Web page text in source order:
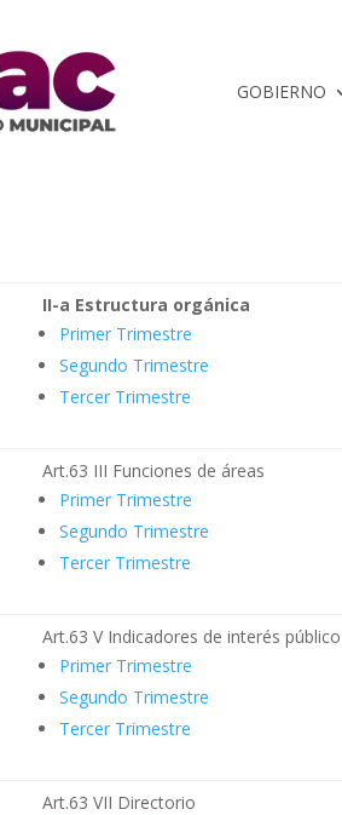
GOBIERNO
II-a Estructura orgánica
Primer Trimestre
Segundo Trimestre
Tercer Trimestre
Art.63 III Funciones de áreas
Primer Trimestre
Segundo Trimestre
Tercer Trimestre
Art.63 V Indicadores de interés público
Primer Trimestre
Segundo Trimestre
Tercer Trimestre
Art.63 VII Directorio